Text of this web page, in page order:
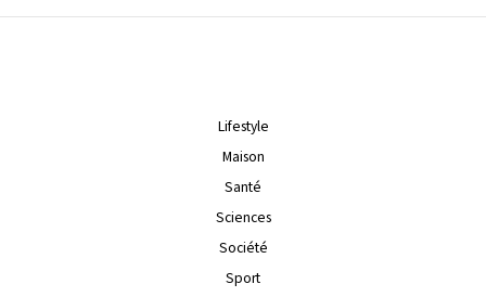
Lifestyle
Maison
Santé
Sciences
Société
Sport